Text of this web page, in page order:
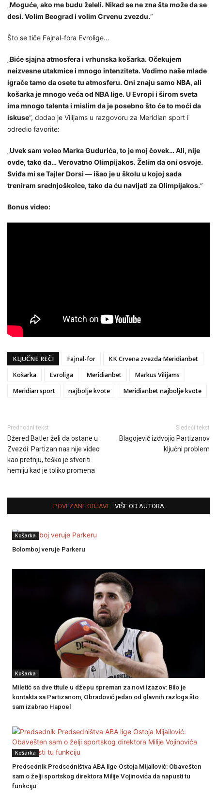
„Moguće, ako me budu želeli. Nikad se ne zna šta može da se
desi. Volim Beograd i volim Crvenu zvezdu.“
Što se tiče Fajnal-fora Evrolige…
„Biće sjajna atmosfera i vrhunska košarka. Očekujem
neizvesne utakmice i mnogo intenziteta. Vodimo naše mlade
igrače tamo da osete tu atmosferu. Oni znaju samo NBA, ali
košarka je mnogo veća od NBA lige. U Evropi i širom sveta
ima mnogo talenta i mislim da je posebno što će to moći da
iskuse“, dodao je Vilijams u razgovoru za Meridian sport i
odredio favorite:
„Uvek sam voleo Marka Gudurića, to je moj čovek… Ali, nije
ovde, tako da… Verovatno Olimpijakos. Želim da oni osvoje.
Sviđa mi se Tajler Dorsi — išao je u školu u kojoj sada
treniram srednjoškolce, tako da ću navijati za Olimpijakos.“
Bonus video:
KLJUČNE REČI Fajnal-for
KK Crvena zvezda Meridianbet
Košarka
Evroliga Meridianbet
Markus Vilijams
Meridian sport
najbolje kvote Meridianbet najbolje kvote
Predhodni tekst
Džered Batler želi da ostane u
Zvezdi: Partizan nas nije video
kao pretnju, teško je stvoriti
hemiju kad je toliko promena
Sledeći tekst
Blagojević izdvojio Partizanov
ključni problem
POVEZANE OBJAVE VIŠE OD AUTORA
Košarka
Bolomboj veruje Parkeru
Košarka
Miletić sa dve titule u džepu spreman za novi izazov: Bilo je
kontakta sa Partizanom, Obradović jedan od glavnih razloga što
sam izabrao Hapoel
Košarka
Predsednik Predsedništva ABA lige Ostoja Mijailović: Obavešten
sam o želji sportskog direktora Milije Vojinovića da napusti tu
funkciju